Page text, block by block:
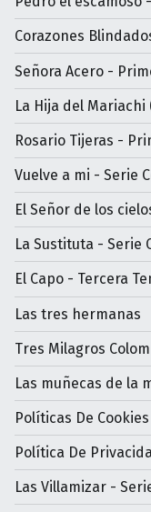
Corazones
Señora Acero -
La Hija del Mariachi
Rosario Tijeras -
Vuelve a mi - Serie
El Señor de los
La Sustituta - Serie
El Capo - Tercera
Las tres hermanas
Tres Milagros
Las muñecas de la
Políticas De Cookies
Política De
Las Villamizar -